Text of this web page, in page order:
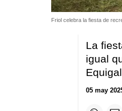
Friol celebra la fiesta de
La
igual
05 may